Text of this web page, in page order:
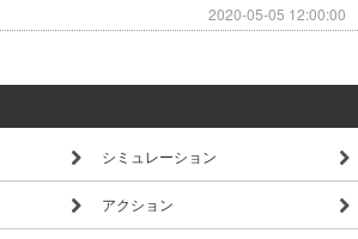
2020-05-05 12:00:00
シミュレーション
アクション